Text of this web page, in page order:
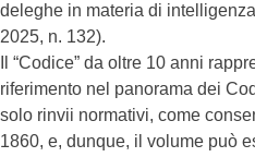
deleghe in materia di
2025, n. 132).
Il “Codice” da oltre 10 anni
riferimento nel panorama dei
solo rinvii normativi, come
1860, e, dunque, il volume può